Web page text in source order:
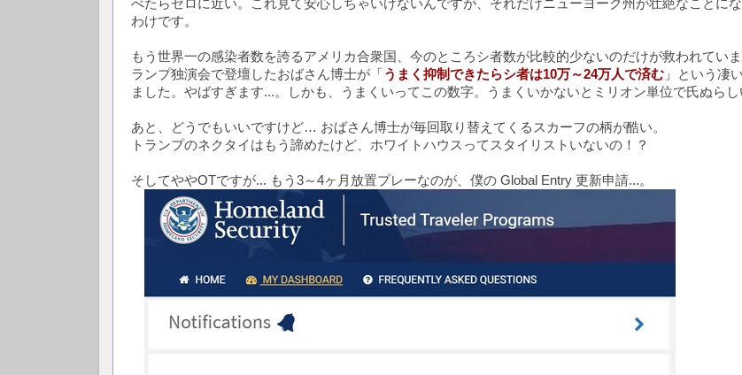
べたらゼロに近い。これ見て安心しちゃいけないんですが、それだけニューヨーク州が壮絶なことに
わけです。
もう世界一の感染者数を誇るアメリカ合衆国、今のところシ者数が比較的少ないのだけが救われてい
ランプ独演会で登壇したおばさん博士が 「うまく抑制できたらシ者は10万～24万人で済む 」
という凄
ました。やばすぎます...。しかも、うまくいってこの数字。うまくいかないとミリオン単位で氏ぬらし
あと、どうでもいいですけど… おばさん博士が毎回取り替えてくるスカーフの柄が酷い。
トランプのネクタイはもう諦めたけど、ホワイトハウスってスタイリストいないの！？
そしてややOTですが... もう3～4ヶ月放置プレーなのが、僕の Global Entry 更新申請...。